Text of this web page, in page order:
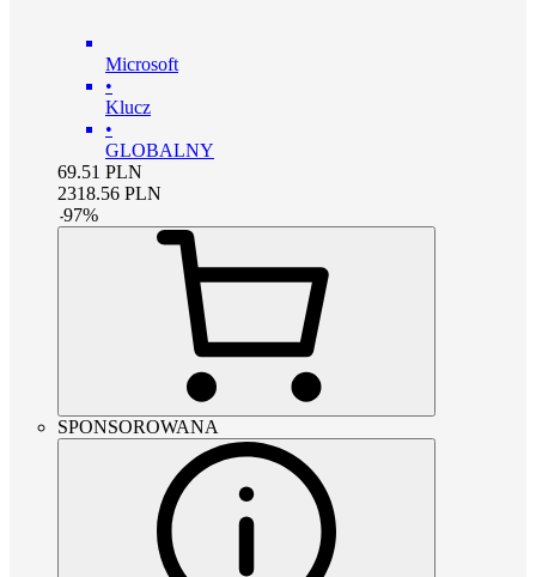
Microsoft
•
Klucz
•
GLOBALNY
69.51 PLN
2318.56 PLN
-97%
SPONSOROWANA